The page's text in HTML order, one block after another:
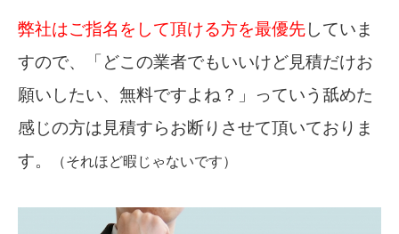
弊社はご指名をして頂ける方を最優先していま
すので、「どこの業者でもいいけど見積だけお
願いしたい、無料ですよね？」っていう舐めた
感じの方は見積すらお断りさせて頂いておりま
す。
（それほど暇じゃないです）